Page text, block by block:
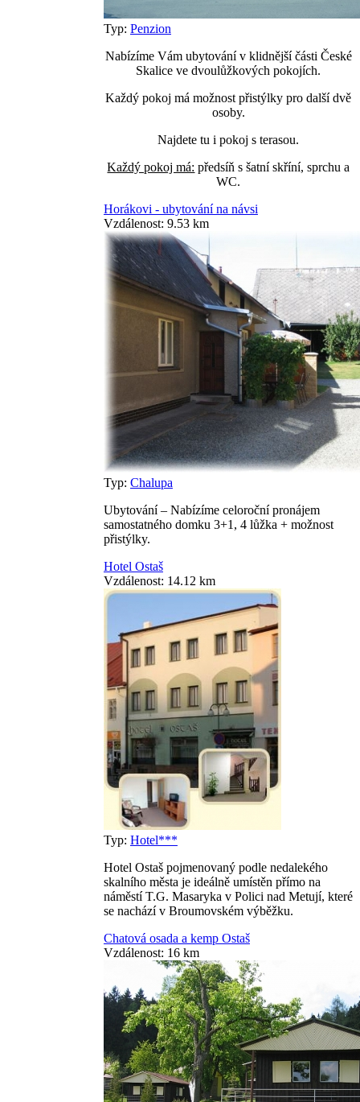
Typ: Penzion
Nabízíme Vám ubytování v klidnější části České
Skalice ve dvoulůžkových pokojích.
Každý pokoj má možnost přistýlky pro další dvě
osoby.
Najdete tu i pokoj s terasou.
Každý pokoj má: předsíň s šatní skříní, sprchu a
WC.
Horákovi - ubytování na návsi
Vzdálenost: 9.53 km
Typ: Chalupa
Ubytování – Nabízíme celoroční pronájem
samostatného domku 3+1, 4 lůžka + možnost
přistýlky.
Hotel Ostaš
Vzdálenost: 14.12 km
Typ: Hotel***
Hotel Ostaš pojmenovaný podle nedalekého
skalního města je ideálně umístěn přímo na
náměstí T.G. Masaryka v Polici nad Metují, které
se nachází v Broumovském výběžku.
Chatová osada a kemp Ostaš
Vzdálenost: 16 km